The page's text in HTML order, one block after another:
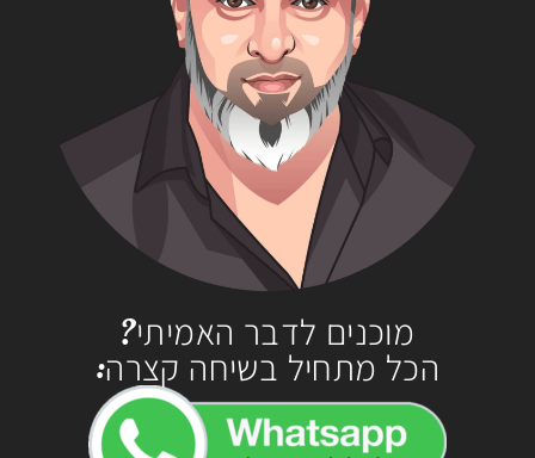
מוכנים לדבר האמיתי?
הכל מתחיל בשיחה קצרה: